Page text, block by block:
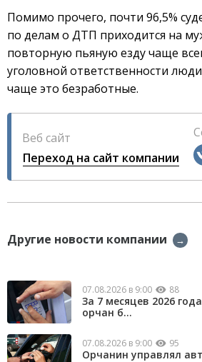
Помимо прочего, почти 96,5%
по делам о ДТП приходится на
повторную пьяную езду чаще
уголовной ответственности
чаще это безработные.
Веб сайт
Переход на сайт компании
Другие новости компании →
07.08.2026 в 9:00 88
За 7 месяцев 2026
орчан б...
07.08.2026 в 9:00 95
Орчанин управлял